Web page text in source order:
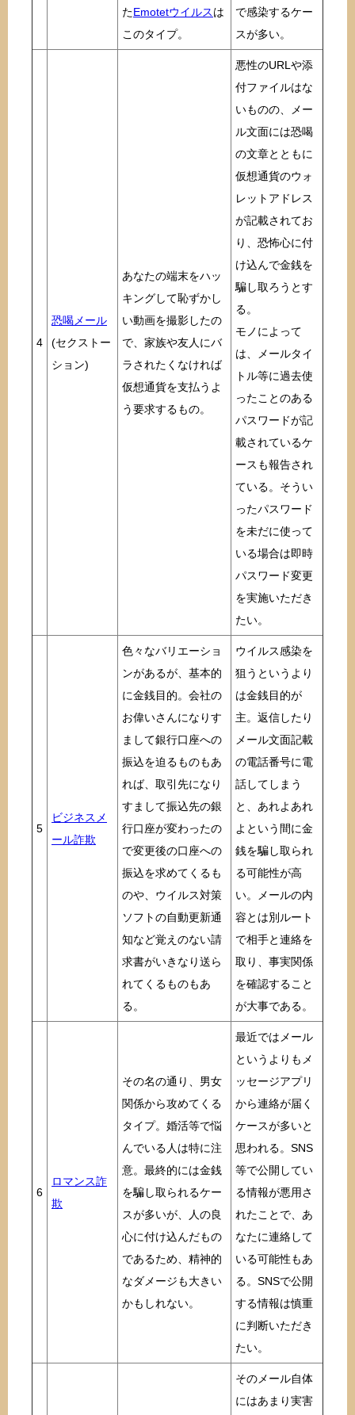
たEmotetウイルスは
このタイプ。
で感染するケー
スが多い。
4
恐喝メール
(セクストー
ション)
あなたの端末をハッ
キングして恥ずかし
い動画を撮影したの
で、家族や友人にバ
ラされたくなければ
仮想通貨を支払うよ
う要求するもの。
悪性のURLや添
付ファイルはな
いものの、メー
ル文面には恐喝
の文章とともに
仮想通貨のウォ
レットアドレス
が記載されてお
り、恐怖心に付
け込んで金銭を
騙し取ろうとす
る。
モノによって
は、メールタイ
トル等に過去使
ったことのある
パスワードが記
載されているケ
ースも報告され
ている。そうい
ったパスワード
を未だに使って
いる場合は即時
パスワード変更
を実施いただき
たい。
5
ビジネスメ
ール詐欺
色々なバリエーショ
ンがあるが、基本的
に金銭目的。会社の
お偉いさんになりす
まして銀行口座への
振込を迫るものもあ
れば、取引先になり
すまして振込先の銀
行口座が変わったの
で変更後の口座への
振込を求めてくるも
のや、ウイルス対策
ソフトの自動更新通
知など覚えのない請
求書がいきなり送ら
れてくるものもあ
る。
ウイルス感染を
狙うというより
は金銭目的が
主。返信したり
メール文面記載
の電話番号に電
話してしまう
と、あれよあれ
よという間に金
銭を騙し取られ
る可能性が高
い。メールの内
容とは別ルート
で相手と連絡を
取り、事実関係
を確認すること
が大事である。
6
ロマンス詐
欺
その名の通り、男女
関係から攻めてくる
タイプ。婚活等で悩
んでいる人は特に注
意。最終的には金銭
を騙し取られるケー
スが多いが、人の良
心に付け込んだもの
であるため、精神的
なダメージも大きい
かもしれない。
最近ではメール
というよりもメ
ッセージアプリ
から連絡が届く
ケースが多いと
思われる。SNS
等で公開してい
る情報が悪用さ
れたことで、あ
なたに連絡して
いる可能性もあ
る。SNSで公開
する情報は慎重
に判断いただき
たい。
そのメール自体
にはあまり実害